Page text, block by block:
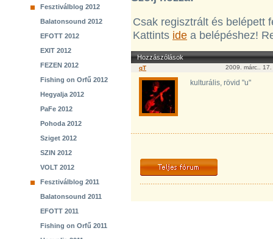
Fesztiválblog 2012
Balatonsound 2012
EFOTT 2012
EXIT 2012
FEZEN 2012
Fishing on Orfű 2012
Hegyalja 2012
PaFe 2012
Pohoda 2012
Sziget 2012
SZIN 2012
VOLT 2012
Fesztiválblog 2011
Balatonsound 2011
EFOTT 2011
Fishing on Orfű 2011
Csak regisztrált és belépett
Kattints ide a belépéshez!
Hozzászólások
qT 2009. márc..
kulturális, rövid "u"